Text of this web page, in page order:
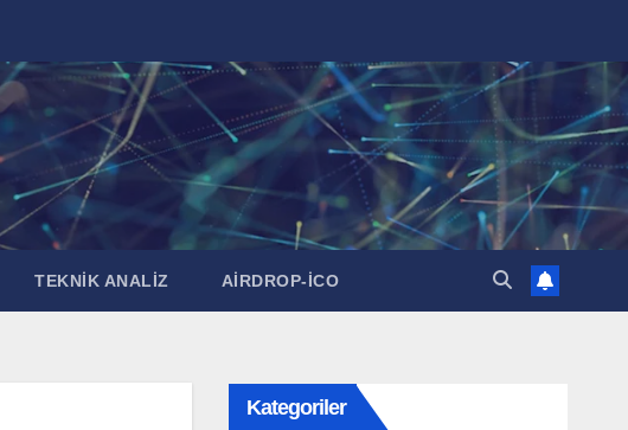
TEKNİK ANALİZ AİRDROP-İCO
Kategoriler